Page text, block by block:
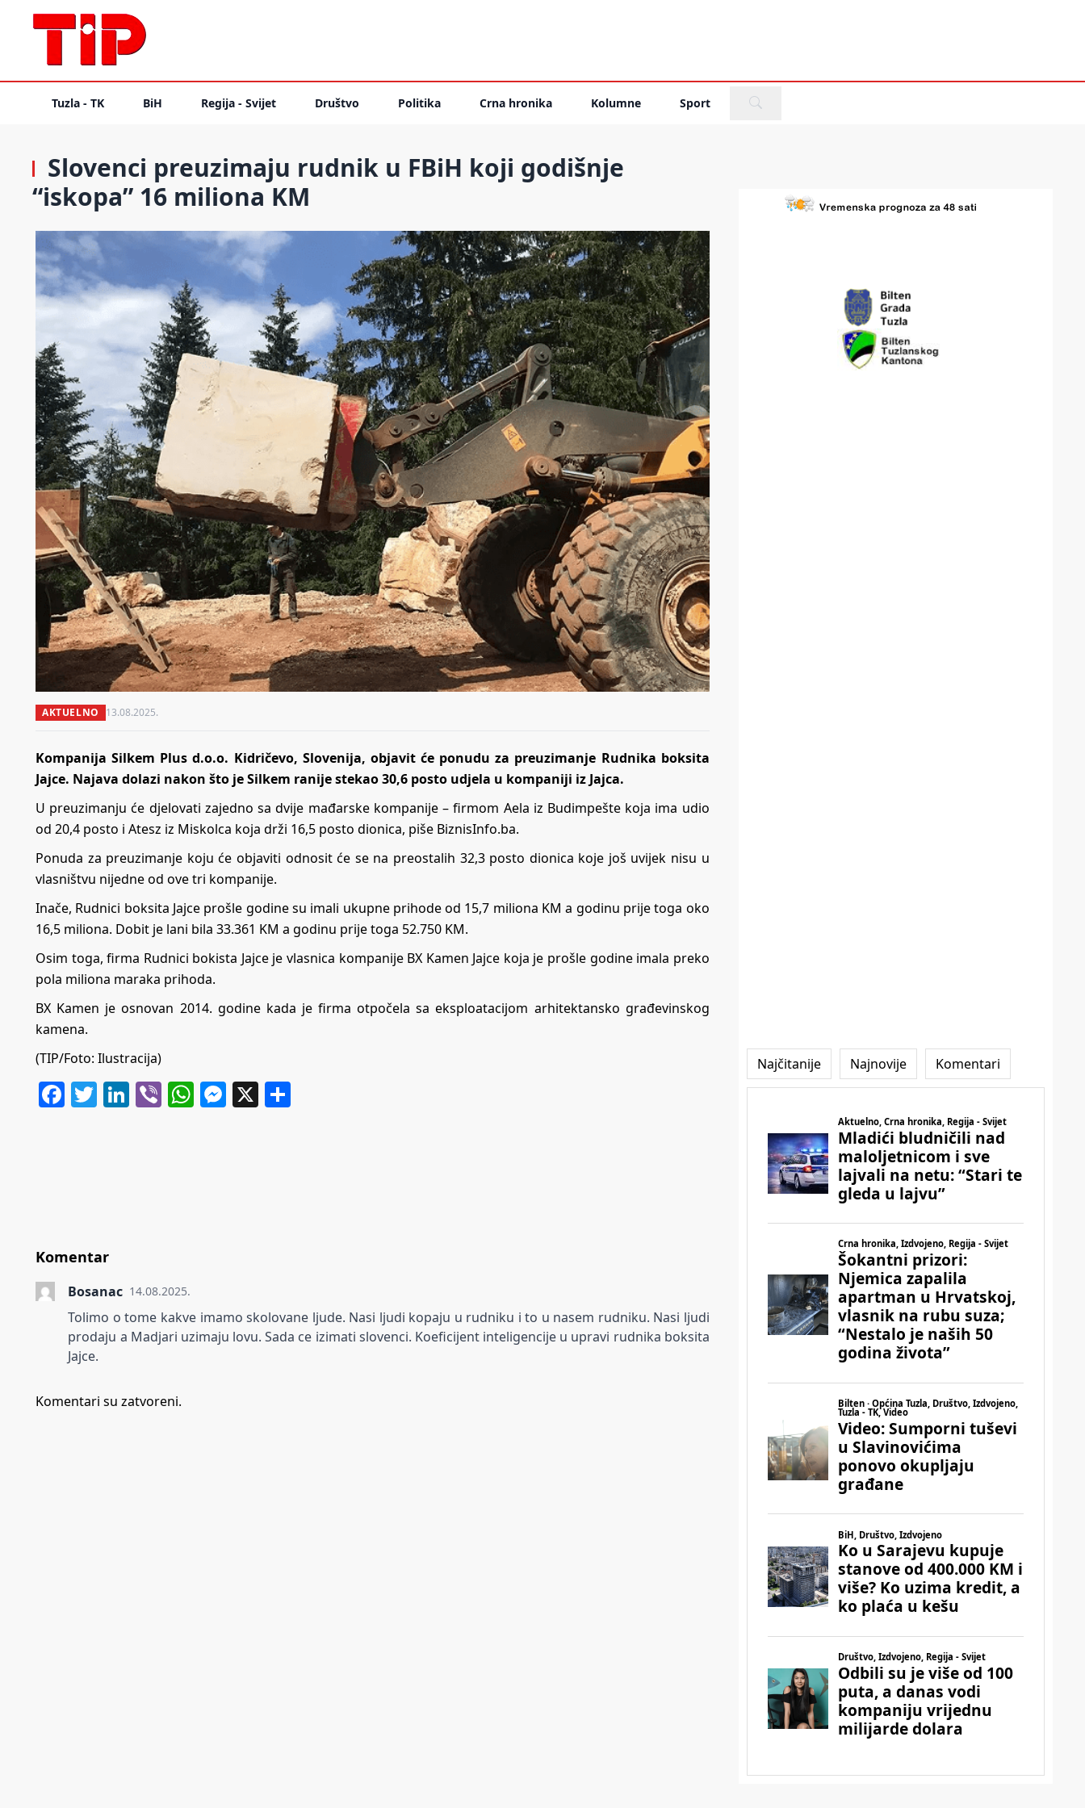
Tuzla - TK BiH Regija - Svijet Društvo Politika Crna hronika Kolumne Sport
Slovenci preuzimaju rudnik u FBiH koji godišnje
“iskopa” 16 miliona KM
AKTUELNO 13.08.2025.
Kompanija Silkem Plus d.o.o. Kidričevo, Slovenija, objavit će ponudu za preuzimanje Rudnika boksita
Jajce. Najava dolazi nakon što je Silkem ranije stekao 30,6 posto udjela u kompaniji iz Jajca.
U preuzimanju će djelovati zajedno sa dvije mađarske kompanije – firmom Aela iz Budimpešte koja ima udio
od 20,4 posto i Atesz iz Miskolca koja drži 16,5 posto dionica, piše BiznisInfo.ba.
Ponuda za preuzimanje koju će objaviti odnosit će se na preostalih 32,3 posto dionica koje još uvijek nisu u
vlasništvu nijedne od ove tri kompanije.
Inače, Rudnici boksita Jajce prošle godine su imali ukupne prihode od 15,7 miliona KM a godinu prije toga oko
16,5 miliona. Dobit je lani bila 33.361 KM a godinu prije toga 52.750 KM.
Osim toga, firma Rudnici bokista Jajce je vlasnica kompanije BX Kamen Jajce koja je prošle godine imala preko
pola miliona maraka prihoda.
BX Kamen je osnovan 2014. godine kada je firma otpočela sa eksploatacijom arhitektansko građevinskog
kamena.
(TIP/Foto: Ilustracija)
Facebook
Twitter
LinkedIn
ViberWhatsApp
Messenger
X
Komentar
Bosanac 14.08.2025.
Tolimo o tome kakve imamo skolovane ljude. Nasi ljudi kopaju u rudniku i to u nasem rudniku. Nasi ljudi
prodaju a Madjari uzimaju lovu. Sada ce izimati slovenci. Koeficijent inteligencije u upravi rudnika boksita
Jajce.
Komentari su zatvoreni.
Najčitanije Najnovije Komentari